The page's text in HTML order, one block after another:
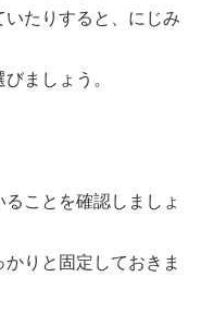
たりすると、にじみ
ましょう。
ことを確認しましょ
りと固定しておきま